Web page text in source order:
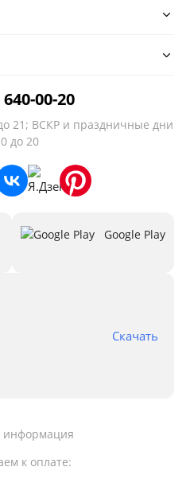
00-20
21; ВСКР и праздничные дни
до 20
Google Play
Скачать
к оплате:
информация